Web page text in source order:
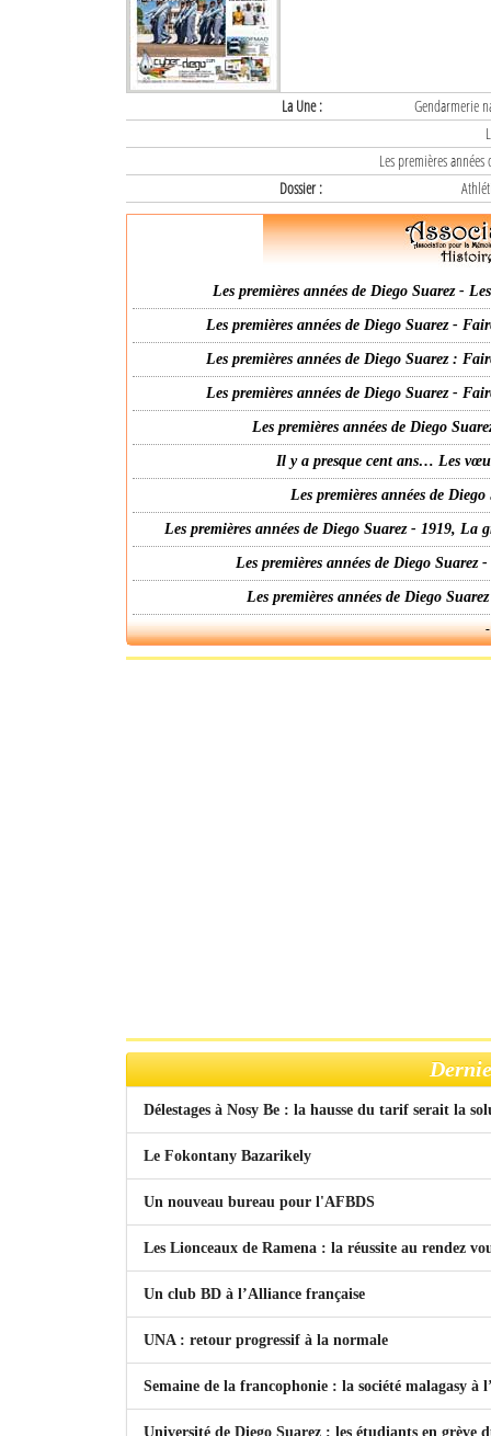
La Une :
Gendarmerie
Les premières
Dossier :
Les premières années de Diego Suarez -
Les premières années de Diego Suarez -
Les premières années de Diego Suarez :
Les premières années de Diego Suarez -
Les premières années de Diego
Il y a presque cent ans… Les
Les premières années de
Les premières années de Diego Suarez - 1919,
Les premières années de Diego
Les premières années de Diego
Délestages à Nosy Be : la hausse du tarif serait la
Le Fokontany Bazarikely
Un nouveau bureau pour l'AFBDS
Les Lionceaux de Ramena : la réussite au rendez
Un club BD à l’Alliance française
UNA : retour progressif à la normale
Semaine de la francophonie : la société malagasy à
Université de Diego Suarez : les étudiants en grève